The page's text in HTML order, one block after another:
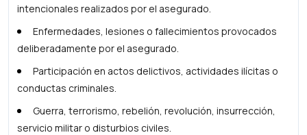
intencionales realizados por el asegurado.
Enfermedades, lesiones o fallecimientos provocados
deliberadamente por el asegurado.
Participación en actos delictivos, actividades ilícitas o
conductas criminales.
Guerra, terrorismo, rebelión, revolución, insurrección,
servicio militar o disturbios civiles.